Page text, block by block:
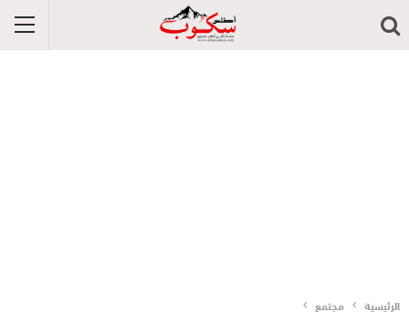
الرئيسية مجتمع